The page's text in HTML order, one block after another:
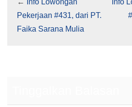
←
Info Lowongan
Pekerjaan #431, dari PT.
Faika Sarana Mulia
Info